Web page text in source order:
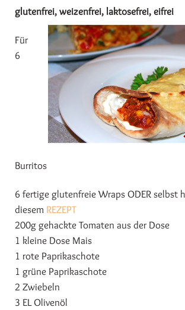
glutenfrei, weizenfrei, laktosefrei, eifrei
Für
6
Burritos
6 fertige glutenfreie Wraps ODER selbst
diesem REZEPT
200g gehackte Tomaten aus der Dose
1 kleine Dose Mais
1 rote Paprikaschote
1 grüne Paprikaschote
2 Zwiebeln
3 EL Olivenöl